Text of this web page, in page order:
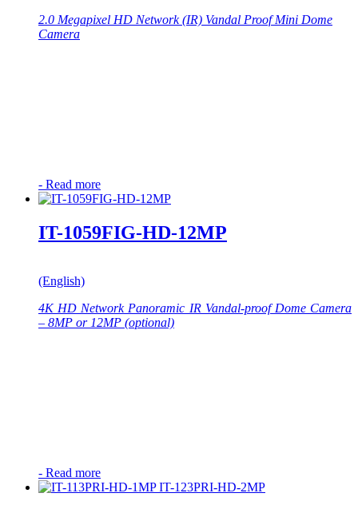
2.0 Megapixel HD Network (IR) Vandal Proof Mini Dome
Camera
- Read more
IT-1059FIG-HD-12MP
(English)
4K HD Network Panoramic IR Vandal-proof Dome Camera
– 8MP or 12MP (optional)
- Read more